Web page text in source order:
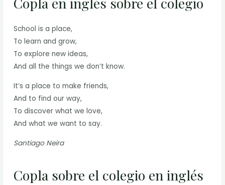
School is a place,
To learn and grow,
To explore new ideas,
And all the things we don’t know.
It’s a place to make friends,
And to find our way,
To discover what we love,
And what we want to say.
Santiago Neira
Copla sobre el colegio en inglés